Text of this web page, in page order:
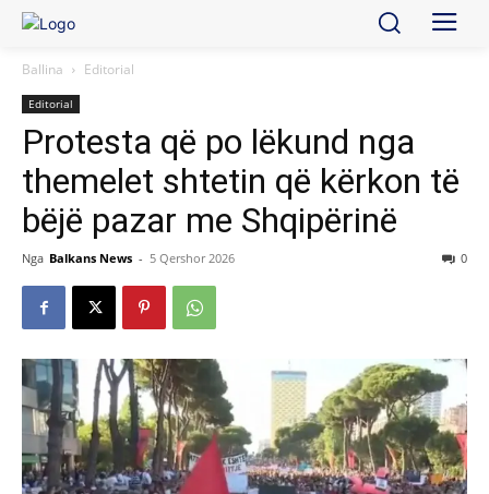
Ballina Editorial
Editorial
Protesta që po lëkund nga
themelet shtetin që kërkon të
bëjë pazar me Shqipërinë
Nga Balkans News - 5 Qershor 2026 0